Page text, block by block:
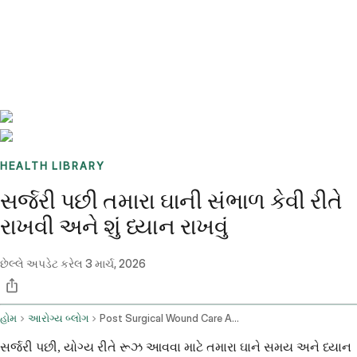
HEALTH LIBRARY
સર્જરી પછી તમારા ઘાની સંભાળ કેવી રીતે
રાખવી અને શું ધ્યાન રાખવું
છેલ્લે અપડેટ કરેલ 3 માર્ચ, 2026
હોમ આરોગ્ય બ્લોગ Post Surgical Wound Care And Potential Complications
સર્જરી પછી, યોગ્ય રીતે રૂઝ આવવા માટે તમારા ઘાને સમય અને ધ્યાન